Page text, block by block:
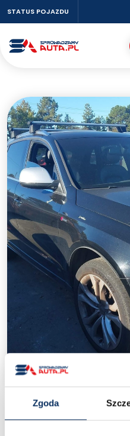
Zgoda
STATUS POJAZDU
‹
AUDI SQ5 8R